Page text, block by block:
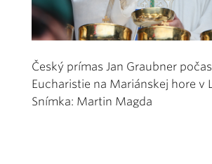
Český prímas Jan Graubner
Eucharistie na Mariánskej hore v
Snímka: Martin Magda